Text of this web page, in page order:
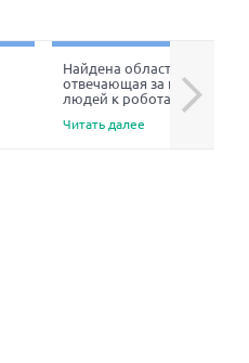
Найдена область мозга,
отвечающая за неприязнь
людей к роботам
Читать далее
Next